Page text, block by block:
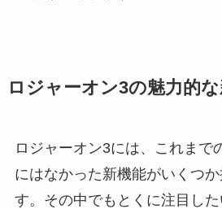
ロジャーオン3の魅力的
ロジャーオン3には、これまで
にはなかった新機能がいくつ
す。その中でもとくに注目し